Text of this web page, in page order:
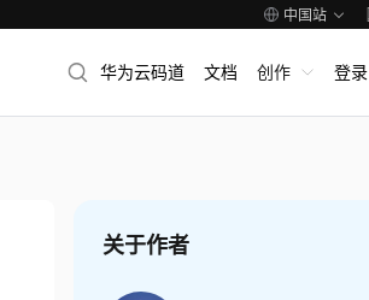
中国站
华为云码道 文档 创作 登录
关于作者